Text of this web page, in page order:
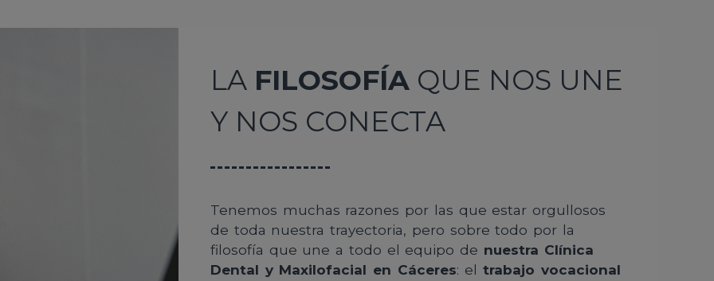
LA FILOSOFÍA QUE NOS UNE
Y NOS CONECTA
Tenemos muchas razones por las que estar orgullosos
de toda nuestra trayectoria, pero sobre todo por la
filosofía que une a todo el equipo de nuestra Clínica
Dental y Maxilofacial en Cáceres: el
trabajo vocacional